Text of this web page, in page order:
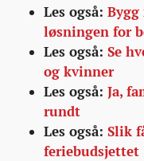
Les også:
løsningen for
Les også: Se
og kvinner
Les også: Ja,
rundt
Les også: Slik
feriebudsjettet